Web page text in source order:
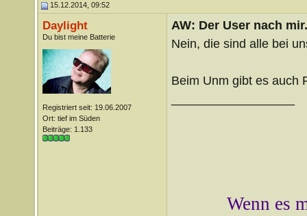
15.12.2014, 09:52
Daylight
Du bist meine Batterie
Registriert seit: 19.06.2007
Ort: tief im Süden
Beiträge: 1.133
AW: Der User nach
Nein, die sind alle bei
Beim Unm gibt es auch
Wenn es